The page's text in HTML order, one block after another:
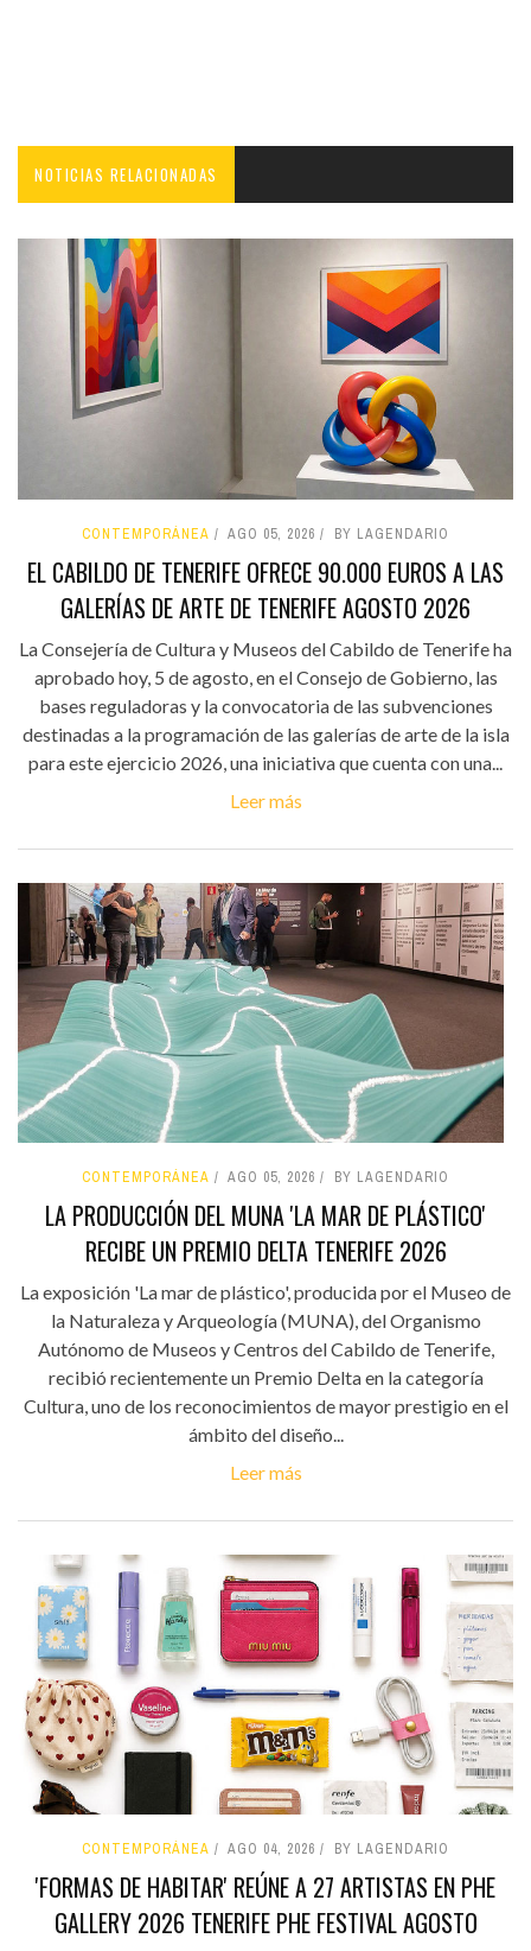
NOTICIAS RELACIONADAS
CONTEMPORÁNEA AGO 05, 2026 BY LAGENDARIO
EL CABILDO DE TENERIFE OFRECE 90.000 EUROS A LAS
GALERÍAS DE ARTE DE TENERIFE AGOSTO 2026
La Consejería de Cultura y Museos del Cabildo de Tenerife ha
aprobado hoy, 5 de agosto, en el Consejo de Gobierno, las
bases reguladoras y la convocatoria de las subvenciones
destinadas a la programación de las galerías de arte de la isla
para este ejercicio 2026, una iniciativa que cuenta con una...
Leer más
CONTEMPORÁNEA AGO 05, 2026 BY LAGENDARIO
LA PRODUCCIÓN DEL MUNA 'LA MAR DE PLÁSTICO'
RECIBE UN PREMIO DELTA TENERIFE 2026
La exposición 'La mar de plástico', producida por el Museo de
la Naturaleza y Arqueología (MUNA), del Organismo
Autónomo de Museos y Centros del Cabildo de Tenerife,
recibió recientemente un Premio Delta en la categoría
Cultura, uno de los reconocimientos de mayor prestigio en el
ámbito del diseño...
Leer más
CONTEMPORÁNEA AGO 04, 2026 BY LAGENDARIO
'FORMAS DE HABITAR' REÚNE A 27 ARTISTAS EN PHE
GALLERY 2026 TENERIFE PHE FESTIVAL AGOSTO